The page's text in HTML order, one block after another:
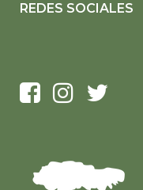
REDES SOCIALES